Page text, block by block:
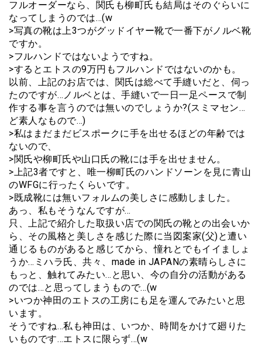
フルオーダーなら、関氏も柳町氏も結局はそのぐらいに
なってしまうのでは…(w
>写真の靴は上3つがグッドイヤー靴で一番下がノルベ靴
ですか。
>フルハンドではないようですね。
>するとエトスの9万円もフルハンドではないのかも。
以前、上記のお店では、関氏は総べて手縫いだと、伺っ
たのですが…ノルベとは、手縫いで一日一足ペースで制
作する事を言うのでは無いのでしょうか?(スミマセン…
ど素人なもので…)
>私はまだまだビスポークに手を出せるほどの年齢では
ないので、
>関氏や柳町氏や山口氏の靴には手を出せません。
>上記3者ですと、唯一柳町氏のハンドソーンを見に青山
のWFGに行ったくらいです。
>既成靴には無いフォルムの美しさに感動しました。
あっ、私もそうなんですが…
只、上記で紹介した取扱い店での関氏の靴との出会いか
ら、その風格と美しさを感じた際に当図案家(父)と遭い
通じるものがあると感じてから、憧れとでもイイましょ
うか…ミハラ氏、共々、made in JAPANの素晴らしさに
もっと、触れてみたい…と思い、今の自分の活動がある
のでは…と思ってしまうもので…(w
>いつか神田のエトスの工房にも足を運んでみたいと思
います。
そうですね…私も神田は、いつか、時間をかけて廻りた
いものです…エトスに限らず…(w